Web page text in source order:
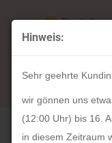
Hinweis:
Sehr geehrte
wir gönnen uns
(12:00 Uhr) bis 16.
in diesem Zeitraum
Betriebsferien
August)
17. August
« Erster « zurück
Artikel in dieser
HOLZKERN Shirin